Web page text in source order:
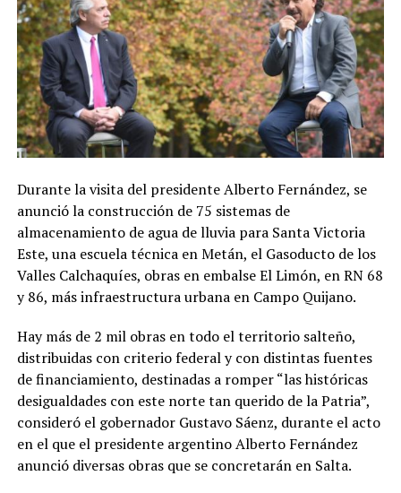
Durante la visita del presidente Alberto Fernández, se
anunció la construcción de 75 sistemas de
almacenamiento de agua de lluvia para Santa Victoria
Este, una escuela técnica en Metán, el Gasoducto de los
Valles Calchaquíes, obras en embalse El Limón, en RN 68
y 86, más infraestructura urbana en Campo Quijano.
Hay más de 2 mil obras en todo el territorio salteño,
distribuidas con criterio federal y con distintas fuentes
de financiamiento, destinadas a romper “las históricas
desigualdades con este norte tan querido de la Patria”,
consideró el gobernador Gustavo Sáenz, durante el acto
en el que el presidente argentino Alberto Fernández
anunció diversas obras que se concretarán en Salta.